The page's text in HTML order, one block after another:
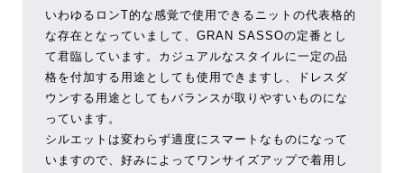
いわゆるロンT的な感覚で使用できるニットの代表格的
な存在となっていまして、GRAN SASSOの定番とし
て君臨しています。カジュアルなスタイルに一定の品
格を付加する用途としても使用できますし、ドレスダ
ウンする用途としてもバランスが取りやすいものにな
っています。
シルエットは変わらず適度にスマートなものになって
いますので、好みによってワンサイズアップで着用し